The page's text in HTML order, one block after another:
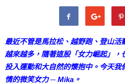
最近不管是馬拉松、越野跑、登山活
越來越多，隨著這股「女力崛起」，
投入運動和大自然的懷抱中。今天我
情的微笑女力 ─ Mika。